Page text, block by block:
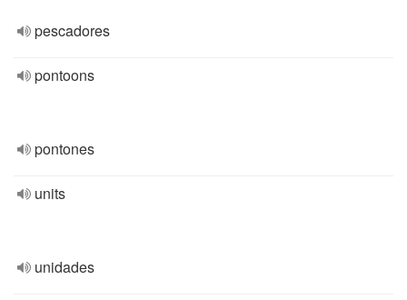
pescadores
pontoons
pontones
units
unidades